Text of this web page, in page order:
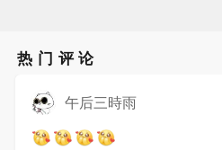
热门评论
午后三時雨